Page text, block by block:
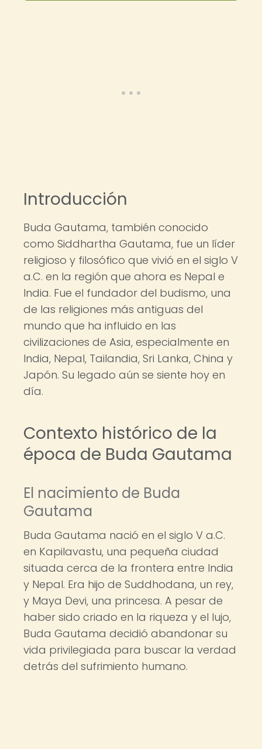
Introducción
Buda Gautama, también conocido
como Siddhartha Gautama, fue un líder
religioso y filosófico que vivió en el siglo V
a.C. en la región que ahora es Nepal e
India. Fue el fundador del budismo, una
de las religiones más antiguas del
mundo que ha influido en las
civilizaciones de Asia, especialmente en
India, Nepal, Tailandia, Sri Lanka, China y
Japón. Su legado aún se siente hoy en
día.
Contexto histórico de la
época de Buda Gautama
El nacimiento de Buda
Gautama
Buda Gautama nació en el siglo V a.C.
en Kapilavastu, una pequeña ciudad
situada cerca de la frontera entre India
y Nepal. Era hijo de Suddhodana, un rey,
y Maya Devi, una princesa. A pesar de
haber sido criado en la riqueza y el lujo,
Buda Gautama decidió abandonar su
vida privilegiada para buscar la verdad
detrás del sufrimiento humano.